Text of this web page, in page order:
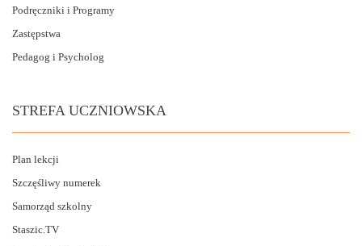
Podręczniki i Programy
Zastępstwa
Pedagog i Psycholog
STREFA UCZNIOWSKA
Plan lekcji
Szczęśliwy numerek
Samorząd szkolny
Staszic.TV